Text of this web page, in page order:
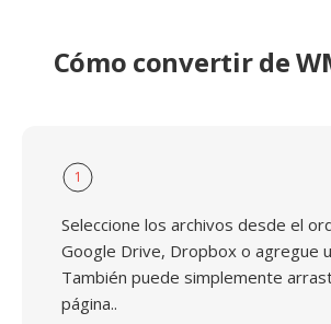
Cómo convertir de
1
Seleccione los archivos desde el
Google Drive, Dropbox o agregue
También puede simplemente
página..